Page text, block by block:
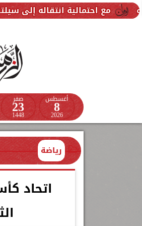
انتقاله إلى سيلتك.. هيثم
أغسطس
8
2026
صفر
23
1448
رياضة
اتحاد